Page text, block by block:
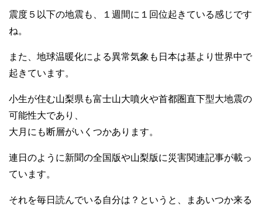
震度５以下の地震も、１週間に１回位起きている感じです
ね。
また、地球温暖化による異常気象も日本は基より世界中で
起きています。
小生が住む山梨県も富士山大噴火や首都圏直下型大地震の
可能性大であり、
大月にも断層がいくつかあります。
連日のように新聞の全国版や山梨版に災害関連記事が載っ
ています。
それを毎日読んでいる自分は？というと、まあいつか来る